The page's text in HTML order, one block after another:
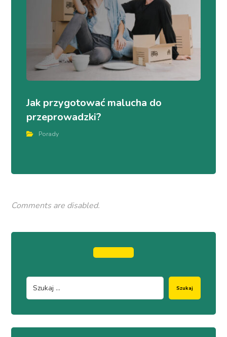
Jak przygotować malucha do
przeprowadzki?
Porady
Comments are disabled.
Szukaj